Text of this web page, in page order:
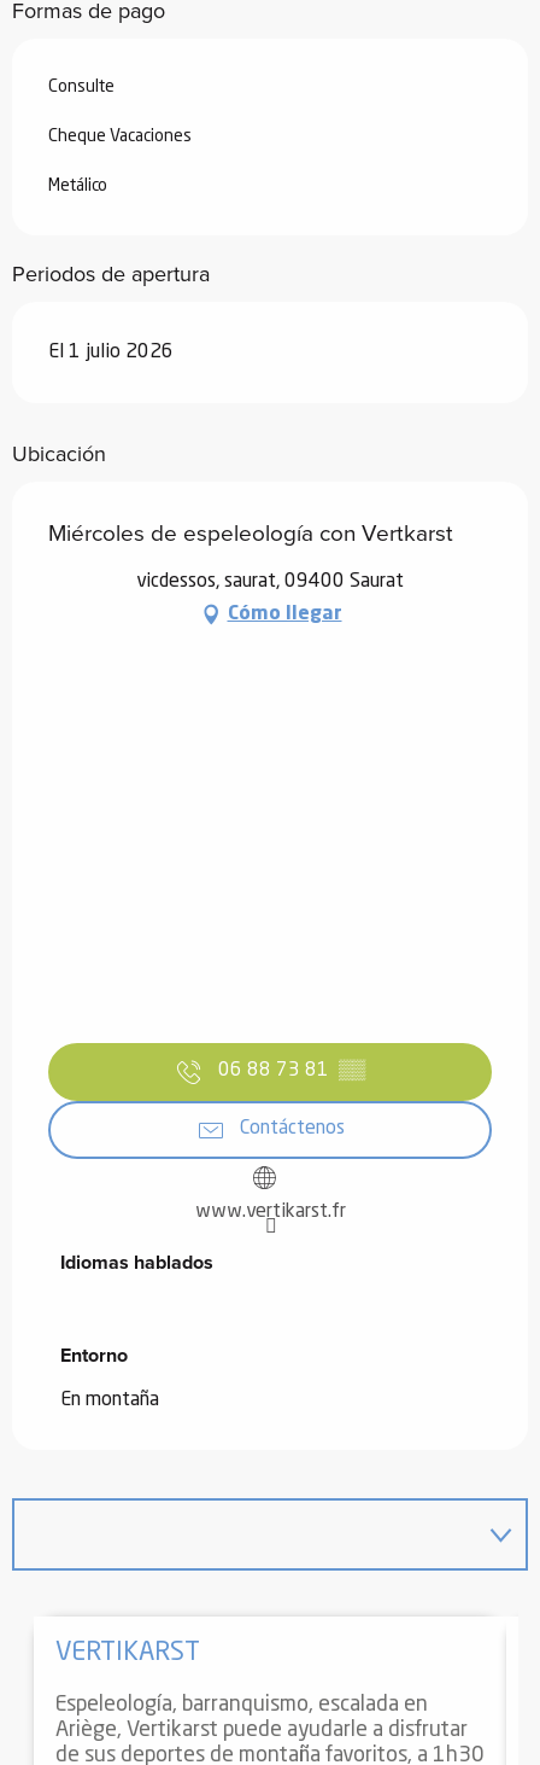
Formas de pago
Consulte
Cheque Vacaciones
Metálico
Periodos de apertura
El 1 julio 2026
Ubicación
Miércoles de espeleología con Vertkarst
vicdessos, saurat, 09400 Saurat
Cómo llegar
06 88 73 81 ▒▒
Contáctenos
www.vertikarst.fr
Idiomas hablados
Idiomas hablados
Entorno
Entorno
En montaña
VERTIKARST
Espeleología, barranquismo, escalada en
Ariège, Vertikarst puede ayudarle a disfrutar
de sus deportes de montaña favoritos, a 1h30